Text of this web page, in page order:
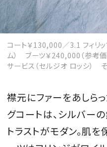
SPUR 2026 JULY
2026年9月号
2026-07-23発売
最新号を試し読み
コート￥130,000／3.1 フィリッ
ム） ブーツ￥240,000（参考
サービス（セルジオ ロッシ）
襟元にファーをあしら
グコートは、シルバー
トラストがモダン。肌